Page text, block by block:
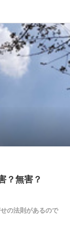
無害？
の法則があるので